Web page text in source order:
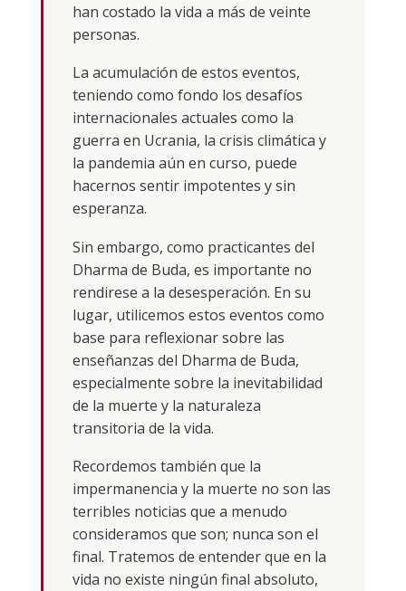
han costado la vida a más de veinte
personas.
La acumulación de estos eventos,
teniendo como fondo los desafíos
internacionales actuales como la
guerra en Ucrania, la crisis climática y
la pandemia aún en curso, puede
hacernos sentir impotentes y sin
esperanza.
Sin embargo, como practicantes del
Dharma de Buda, es importante no
rendirese a la desesperación. En su
lugar, utilicemos estos eventos como
base para reflexionar sobre las
enseñanzas del Dharma de Buda,
especialmente sobre la inevitabilidad
de la muerte y la naturaleza
transitoria de la vida.
Recordemos también que la
impermanencia y la muerte no son las
terribles noticias que a menudo
consideramos que son; nunca son el
final. Tratemos de entender que en la
vida no existe ningún final absoluto,